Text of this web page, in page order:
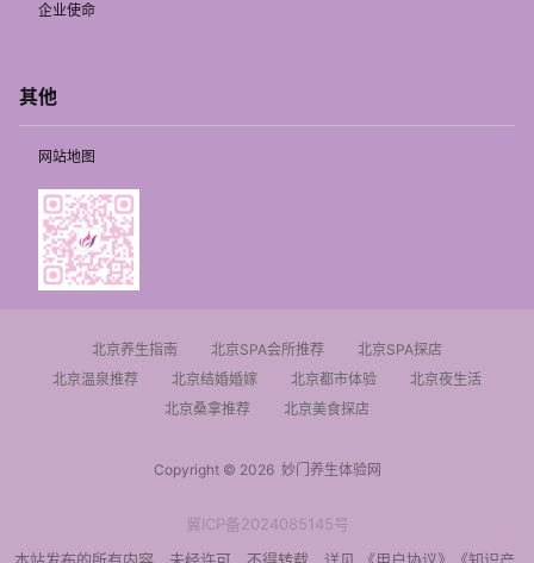
企业使命
其他
网站地图
北京养生指南 北京SPA会所推荐
北京SPA探店
北京温泉推荐
北京结婚婚嫁 北京都市体验
北京夜生活
北京桑拿推荐
北京美食探店
Copyright © 2026妙门养生体验网
冀ICP备2024085145号